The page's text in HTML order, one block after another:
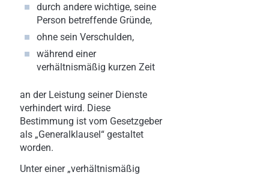
durch andere wichtige, seine
Person betreffende Gründe,
ohne sein Verschulden,
während einer
verhältnismäßig kurzen Zeit
an der Leistung seiner Dienste
verhindert wird. Diese
Bestimmung ist vom Gesetzgeber
als „Generalklausel“ gestaltet
worden.
Unter einer „verhältnismäßig